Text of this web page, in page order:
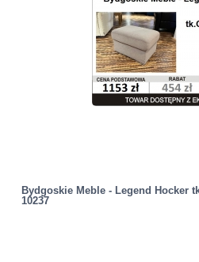
Bydgoskie Meble - Legend Hocker
10237